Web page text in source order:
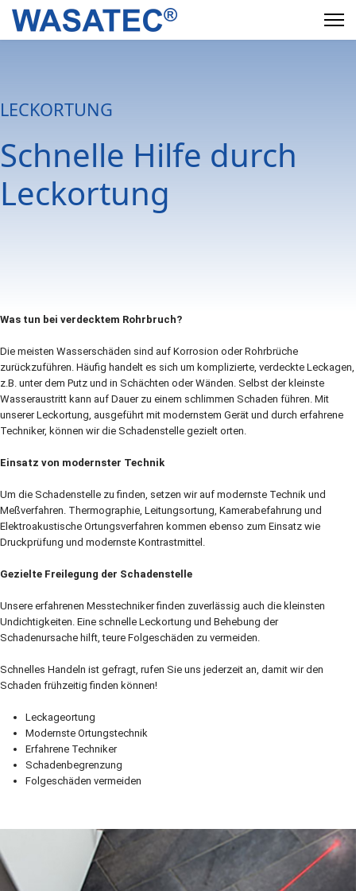
LECKORTUNG
Schnelle Hilfe durch
Leckortung
Was tun bei verdecktem Rohrbruch?
Die meisten Wasserschäden sind auf Korrosion oder Rohrbrüche
zurückzuführen. Häufig handelt es sich um komplizierte, verdeckte Leckagen,
z.B. unter dem Putz und in Schächten oder Wänden. Selbst der kleinste
Wasseraustritt kann auf Dauer zu einem schlimmen Schaden führen. Mit
unserer Leckortung, ausgeführt mit modernstem Gerät und durch erfahrene
Techniker, können wir die Schadenstelle gezielt orten.
Einsatz von modernster Technik
Um die Schadenstelle zu finden, setzen wir auf modernste Technik und
Meßverfahren. Thermographie, Leitungsortung, Kamerabefahrung und
Elektroakustische Ortungsverfahren kommen ebenso zum Einsatz wie
Druckprüfung und modernste Kontrastmittel.
Gezielte Freilegung der Schadenstelle
Unsere erfahrenen Messtechniker finden zuverlässig auch die kleinsten
Undichtigkeiten. Eine schnelle Leckortung und Behebung der
Schadenursache hilft, teure Folgeschäden zu vermeiden.
Schnelles Handeln ist gefragt, rufen Sie uns jederzeit an, damit wir den
Schaden frühzeitig finden können!
Leckageortung
Modernste Ortungstechnik
Erfahrene Techniker
Schadenbegrenzung
Folgeschäden vermeiden